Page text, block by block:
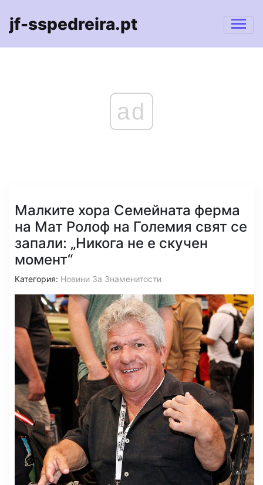
jf-sspedreira.pt
ad
Малките хора Семейната ферма
на Мат Ролоф на Големия свят се
запали: „Никога не е скучен
момент“
Категория: Новини За Знаменитости